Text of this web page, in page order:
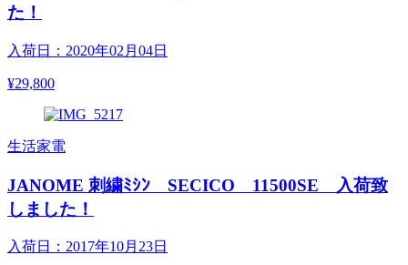
た！
入荷日：2020年02月04日
¥29,800
生活家電
JANOME 刺繍ﾐｼﾝ SECICO 11500SE 入荷致
しました！
入荷日：2017年10月23日